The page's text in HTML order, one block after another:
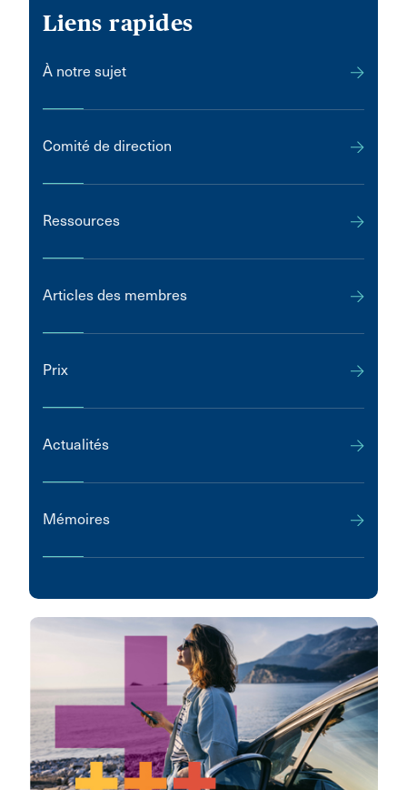
Liens rapides
À notre sujet
Comité de direction
Ressources
Articles des membres
Prix
Actualités
Mémoires